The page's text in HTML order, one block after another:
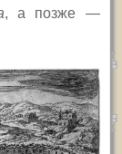
, а позже —